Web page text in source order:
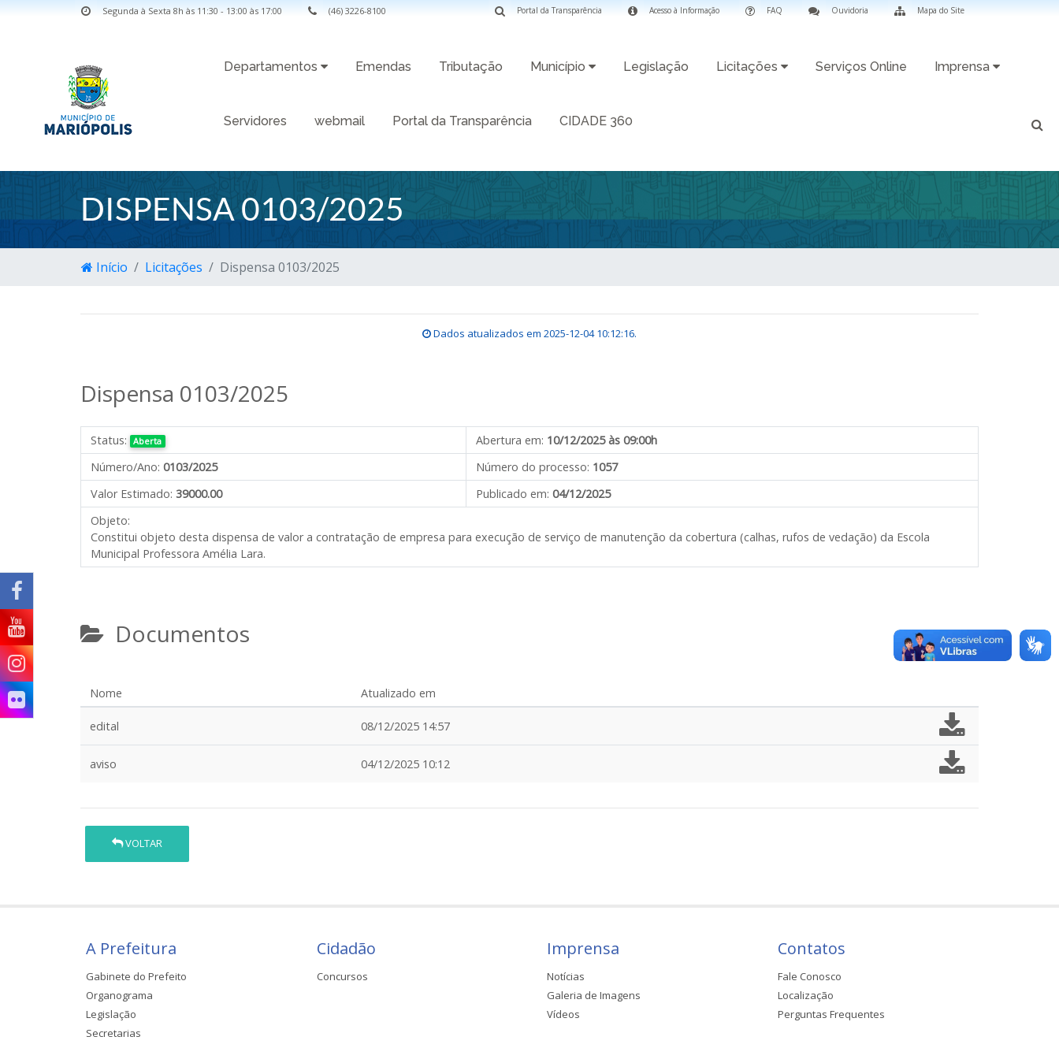
Segunda à Sexta 8h às 11:30 - 13:00 às 17:00 (46) 3226-8100 Mapa do Site
Ouvidoria
FAQ
Acesso à Informação
Portal da Transparência
Departamentos Emendas Tributação Município Legislação Licitações Serviços Online Imprensa
Servidores webmail Portal da Transparência CIDADE 360
DISPENSA 0103/2025
Início Licitações Dispensa 0103/2025
Dados atualizados em 2025-12-04 10:12:16.
Dispensa 0103/2025
Status: Aberta Abertura em: 10/12/2025 às 09:00h
Número/Ano: 0103/2025 Número do processo: 1057
Valor Estimado: 39000.00 Publicado em: 04/12/2025
Objeto:
Constitui objeto desta dispensa de valor a contratação de empresa para execução de serviço de manutenção da cobertura (calhas, rufos de vedação) da Escola
Municipal Professora Amélia Lara.
Documentos
Nome Atualizado em
edital 08/12/2025 14:57
aviso 04/12/2025 10:12
VOLTAR
A Prefeitura
Gabinete do Prefeito
Organograma
Legislação
Secretarias
Cidadão
Concursos
Imprensa
Notícias
Galeria de Imagens
Vídeos
Contatos
Fale Conosco
Localização
Perguntas Frequentes